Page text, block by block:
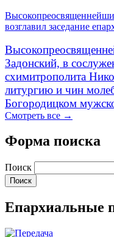
возглавил заседание
Задонский, в
схимитрополита
литургию и чин
Богородицком
Смотреть все →
Форма поиска
Поиск
Епархиальные